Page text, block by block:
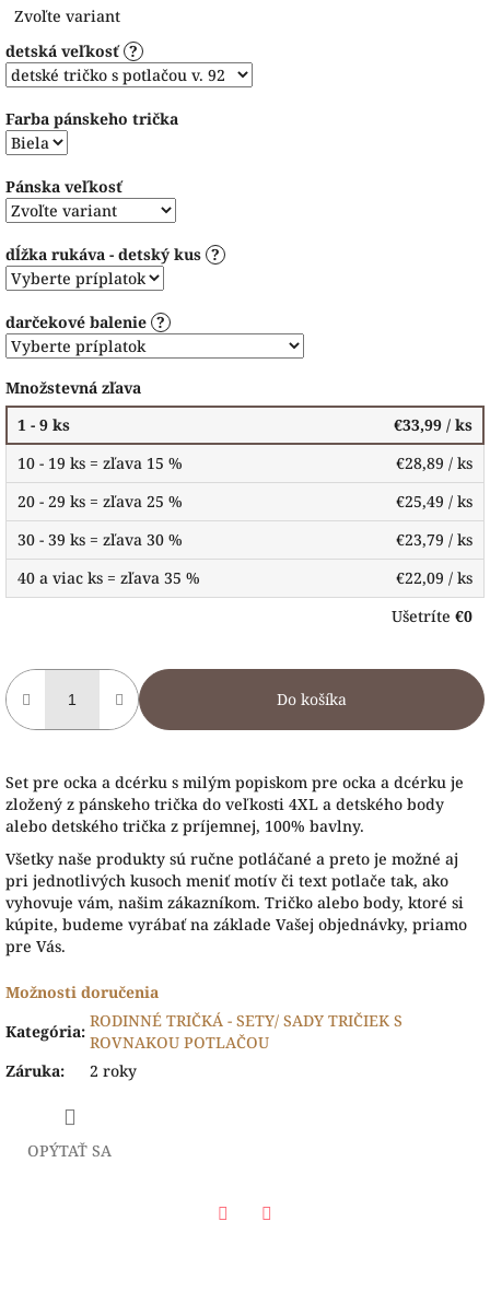
cena:
Zvoľte variant
detská veľkosť ?
Farba pánskeho trička
Pánska veľkosť
dĺžka rukáva - detský kus ?
darčekové balenie ?
Množstevná zľava
1 - 9 ks
€33,99 / ks
10 - 19 ks = zľava 15 %
€28,89 / ks
20 - 29 ks = zľava 25 %
€25,49 / ks
30 - 39 ks = zľava 30 %
€23,79 / ks
40 a viac ks = zľava 35 %
€22,09 / ks
Ušetríte €0
Do košíka
Set pre ocka a dcérku s milým popiskom pre ocka a dcérku je
zložený z pánskeho trička do veľkosti 4XL a detského body
alebo detského trička z príjemnej, 100% bavlny.
Všetky naše produkty sú ručne potláčané a preto je možné aj
pri jednotlivých kusoch meniť motív či text potlače tak, ako
vyhovuje vám, našim zákazníkom. Tričko alebo body, ktoré si
kúpite, budeme vyrábať na základe Vašej objednávky, priamo
pre Vás.
Možnosti doručenia
Kategória:
RODINNÉ TRIČKÁ - SETY/ SADY TRIČIEK S
ROVNAKOU POTLAČOU
Záruka: 2 roky
OPÝTAŤ SA